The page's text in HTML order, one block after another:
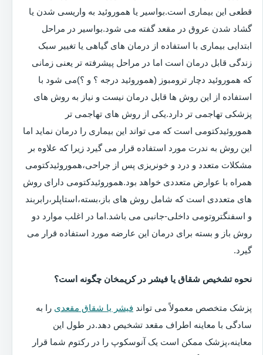
قطعی این بیماری است.بواسیر یا هموروئید به واریسی شدن یا
گشاد شدن عروق در مقعد گفته می شود.بواسیر در مراحل
ابتدایی بیماری با استفاده از درمان های گیاهی یا تغییر سبک
زندگی قابل درمان است اما در مراحل پیشرفته تر یعنی زمانی
که هموروئید دچار ترومبوز (هموروئید درجه ؟ و ؟)می شود با
استفاده از این روش ها قابل درمان نیست و نیاز به روش های
پزشکی تهاجمی تر دارد.یکی از روش های تهاجمی تر
هموروئیدکتومی است که می تواند این بیماری را درمان نماید اما
این روش به ندرت مورد استفاده قرار می گیرد زیرا که علاوه بر
مشکلات متعدد و درد و خونریزی پس از جراحی،هموروئیدکتومی
همراه با عوارض متعددی خواهد بود.هموروئیدکتومی دارای روش
های متعددی است که شامل روش های باز،بسته،استاپلر،رابربند
و اسفنگتروتومی داخلی-جانبی می باشد.اما در اغلب موارد دو
روش باز و بسته برای درمان این عارضه مورد استفاده قرار می
گیرد.
نحوه تشخیص شقاق یا فیشر در کریمخان چگونه است؟
پزشک متخصص معمولاً می تواند فیشر یا شقاق مقعدی را به
سادگی با معاینه اطراف مقعد تشخیص دهد.در طول این
معاینه،پزشک ممکن است یک آنوسکوپ را در رکتوم شما قرار